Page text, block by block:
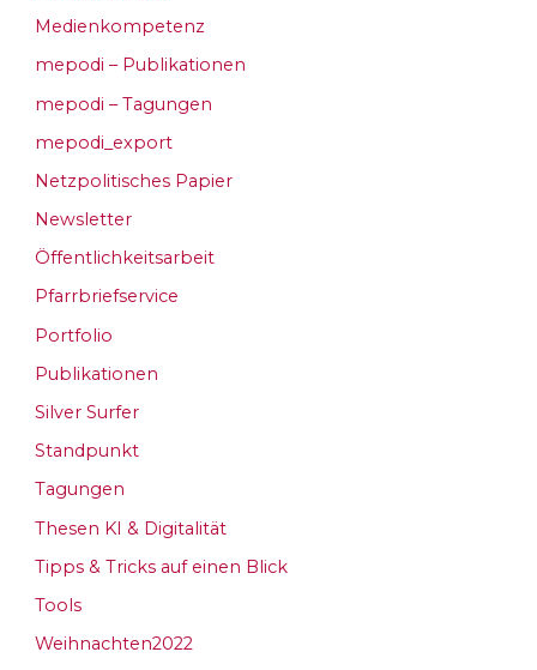
Medienkompetenz
mepodi – Publikationen
mepodi – Tagungen
mepodi_export
Netzpolitisches Papier
Newsletter
Öffentlichkeitsarbeit
Pfarrbriefservice
Portfolio
Publikationen
Silver Surfer
Standpunkt
Tagungen
Thesen KI & Digitalität
Tipps & Tricks auf einen Blick
Tools
Weihnachten2022